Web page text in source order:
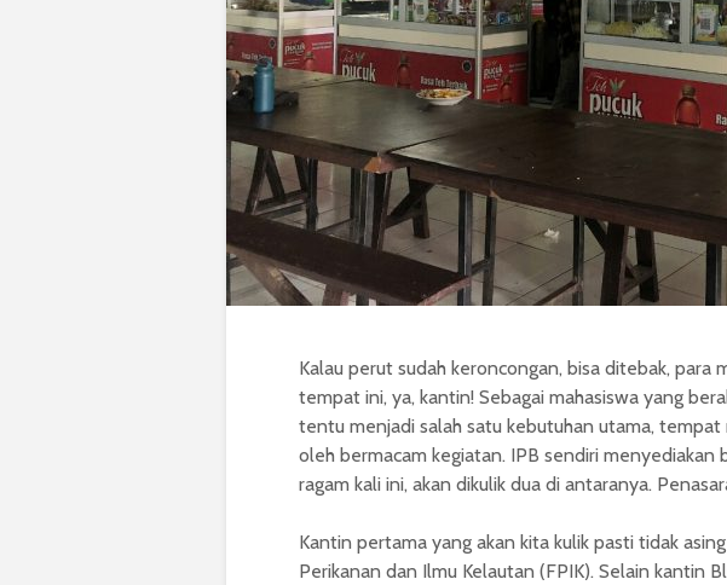
Kalau perut sudah keroncongan, bisa ditebak, para
tempat ini, ya, kantin! Sebagai mahasiswa yang
tentu menjadi salah satu kebutuhan utama,
oleh bermacam kegiatan. IPB sendiri menyediakan
ragam kali ini, akan dikulik dua di antaranya.
Kantin pertama yang akan kita kulik pasti tidak
Perikanan dan Ilmu Kelautan (FPIK). Selain kantin